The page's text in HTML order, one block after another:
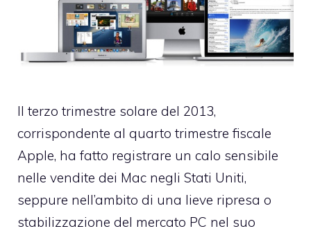
Il terzo trimestre solare del 2013,
corrispondente al quarto trimestre fiscale
Apple, ha fatto registrare un calo sensibile
nelle vendite dei Mac negli Stati Uniti,
seppure nell’ambito di una lieve ripresa o
stabilizzazione del mercato PC nel suo